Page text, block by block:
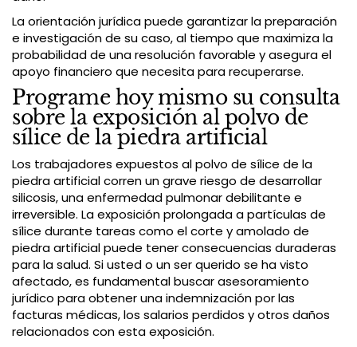
La orientación jurídica puede garantizar la preparación
e investigación de su caso, al tiempo que maximiza la
probabilidad de una resolución favorable y asegura el
apoyo financiero que necesita para recuperarse.
Programe hoy mismo su consulta
sobre la exposición al polvo de
sílice de la piedra artificial
Los trabajadores expuestos al polvo de sílice de la
piedra artificial corren un grave riesgo de desarrollar
silicosis, una enfermedad pulmonar debilitante e
irreversible. La exposición prolongada a partículas de
sílice durante tareas como el corte y amolado de
piedra artificial puede tener consecuencias duraderas
para la salud. Si usted o un ser querido se ha visto
afectado, es fundamental buscar asesoramiento
jurídico para obtener una indemnización por las
facturas médicas, los salarios perdidos y otros daños
relacionados con esta exposición.